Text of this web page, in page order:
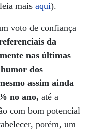
mais aqui).
voto de confiança
da
nas últimas
dos
assim ainda
no ano, até a
com bom potencial
porém, um